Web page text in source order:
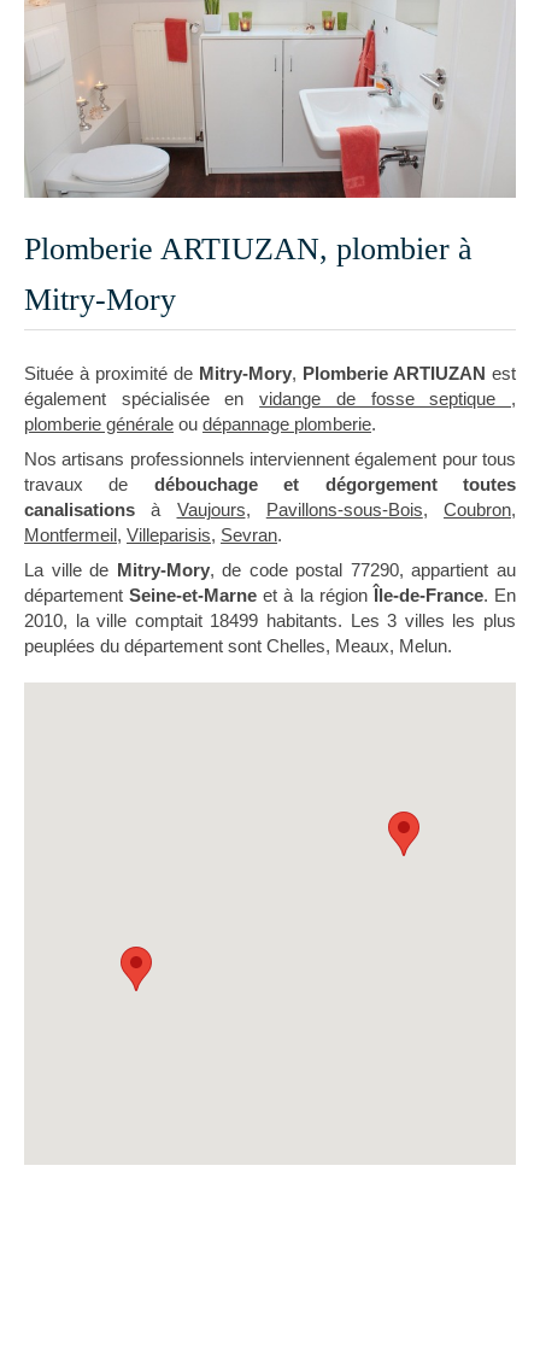
Plomberie ARTIUZAN, plombier à
Mitry-Mory
Située à proximité de Mitry-Mory, Plomberie ARTIUZAN est
également spécialisée envidange de fosse septique ,
plomberie générale ou dépannage plomberie.
Nos artisans professionnels interviennent également pour tous
travaux de débouchage et dégorgement toutes
canalisations à Vaujours, Pavillons-sous-Bois, Coubron,
Montfermeil, Villeparisis, Sevran.
La ville de Mitry-Mory, de code postal 77290, appartient au
départementSeine-et-Marne et à la région Île-de-France. En
2010, la ville comptait 18499 habitants. Les 3 villes les plus
peuplées du département sont Chelles, Meaux, Melun.